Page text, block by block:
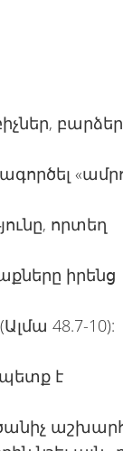
որտեղ
իրենց
48.7-10):
պետք է